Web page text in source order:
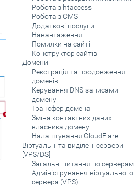
Робота з htaccess
Робота з CMS
Додаткові послуги
Навантаження
Помилки на сайтi
Конструктор сайтів
Домени
Реєстрація та продовження
доменів
Керування DNS-записами
домену
Трансфер домена
Зміна контактних даних
власника домену
Налаштування CloudFlare
Віртуальні та виділені сервери
[VPS/DS]
Загальні питання по серверам
Адміністрування віртуального
сервера (VPS)